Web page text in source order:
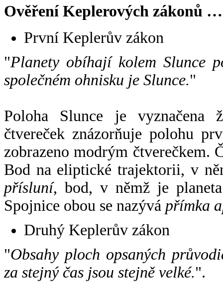
Ověření Keplerových zákonů …
První Keplerův zákon
"Planety obíhají kolem Slunce
společném ohnisku je Slunce."
Poloha Slunce je vyznačena
čtvereček znázorňuje polohu
zobrazeno modrým čtverečkem.
Bod na eliptické trajektorii, v
přísluní, bod, v němž je
Spojnice obou se nazývá přímka
Druhý Keplerův zákon
"Obsahy ploch opsaných
za stejný čas jsou stejně velké.".